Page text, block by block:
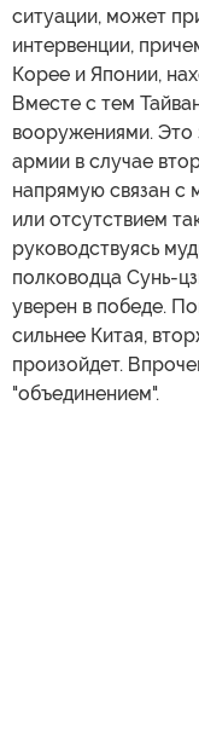
ситуации, может
интервенции,
Корее и Японии,
Вместе с тем
вооружениями. Это
армии в случае
напрямую связан
или отсутствием
руководствуясь
полководца Сунь-
уверен в победе.
сильнее Китая,
произойдет.
"объединением".